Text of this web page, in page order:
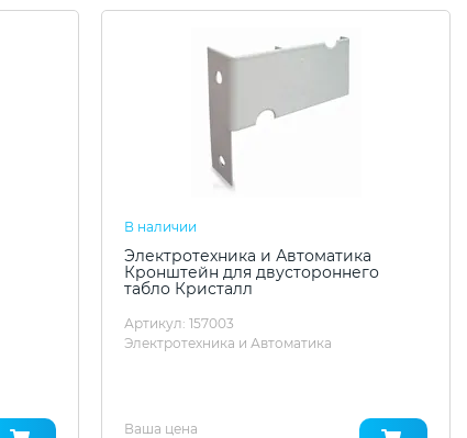
В наличии
Электротехника и Автоматика
Кронштейн для двустороннего
табло Кристалл
Артикул: 157003
Электротехника и Автоматика
Ваша цена